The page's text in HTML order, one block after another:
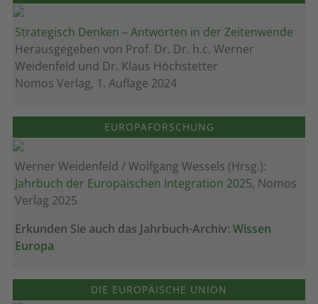
Strategisch Denken – Antworten in der Zeitenwende
Herausgegeben von Prof. Dr. Dr. h.c. Werner
Weidenfeld und Dr. Klaus Höchstetter
Nomos Verlag, 1. Auflage 2024
EUROPAFORSCHUNG
Werner Weidenfeld / Wolfgang Wessels (Hrsg.):
Jahrbuch der Europäischen Integration 2025, Nomos
Verlag 2025
Erkunden Sie auch das Jahrbuch-Archiv: Wissen
Europa
DIE EUROPÄISCHE UNION